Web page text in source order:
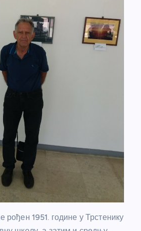
рођен 1951. године у Трстенику